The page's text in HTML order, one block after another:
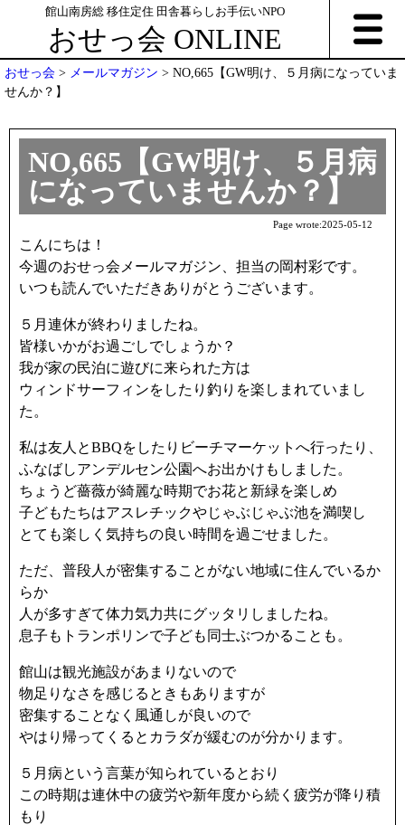
館山南房総 移住定住 田舎暮らしお手伝いNPO
おせっ会 ONLINE
おせっ会 > メールマガジン > NO,665【GW明け、５月病になっていま
せんか？】
NO,665【GW明け、５月病
になっていませんか？】
Page wrote:2025-05-12
こんにちは！
今週のおせっ会メールマガジン、担当の岡村彩です。
いつも読んでいただきありがとうございます。
５月連休が終わりましたね。
皆様いかがお過ごしでしょうか？
我が家の民泊に遊びに来られた方は
ウィンドサーフィンをしたり釣りを楽しまれていまし
た。
私は友人とBBQをしたりビーチマーケットへ行ったり、
ふなばしアンデルセン公園へお出かけもしました。
ちょうど薔薇が綺麗な時期でお花と新緑を楽しめ
子どもたちはアスレチックやじゃぶじゃぶ池を満喫し
とても楽しく気持ちの良い時間を過ごせました。
ただ、普段人が密集することがない地域に住んでいるか
らか
人が多すぎて体力気力共にグッタリしましたね。
息子もトランポリンで子ども同士ぶつかることも。
館山は観光施設があまりないので
物足りなさを感じるときもありますが
密集することなく風通しが良いので
やはり帰ってくるとカラダが緩むのが分かります。
５月病という言葉が知られているとおり
この時期は連休中の疲労や新年度から続く疲労が降り積
もり